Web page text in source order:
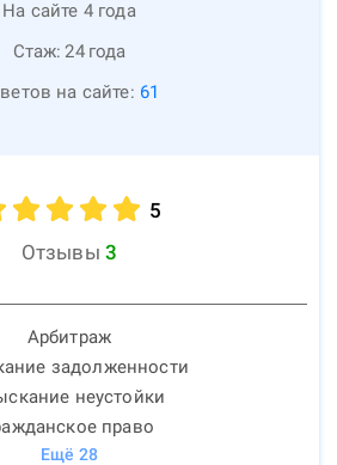
На сайте 4 года
Стаж: 24 года
на сайте: 61
5
Отзывы 3
Арбитраж
задолженности
неустойки
право
Ещё 28